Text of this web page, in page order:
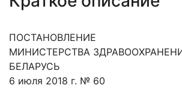
ПОСТАНОВЛЕНИЕ
МИНИСТЕРСТВА
БЕЛАРУСЬ
6 июля 2018 г. № 60